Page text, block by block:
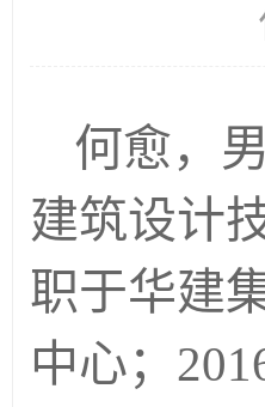
何愈，
建筑设计
职于华建
中心；